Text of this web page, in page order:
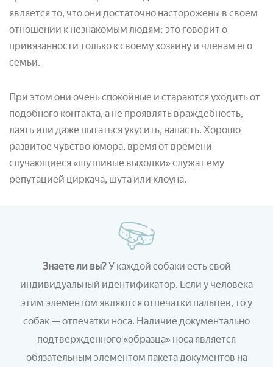
является то, что они достаточно насторожены в своем
отношении к незнакомым людям: это говорит о
привязанности только к своему хозяину и членам его
семьи.
При этом они очень спокойные и стараются уходить от
подобного контакта, а не проявлять враждебность,
лаять или даже пытаться укусить, напасть. Хорошо
развитое чувство юмора, время от времени
случающиеся «шутливые выходки» служат ему
репутацией циркача, шута или клоуна.
Знаете ли вы?У каждой собаки есть свой
индивидуальный идентификатор. Если у человека
этим элементом являются отпечатки пальцев, то у
собак — отпечатки носа. Наличие документально
подтвержденного «образца» носа является
обязательным элементом пакета документов на